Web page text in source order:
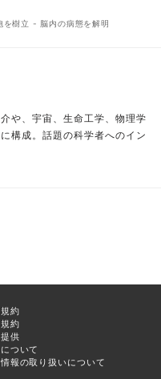
を樹立 - 脳内の病態を解明
や、宇宙、生命工学、物理学
構成。話題の科学者へのイン
約
約
供
ついて
報の取り扱いについて